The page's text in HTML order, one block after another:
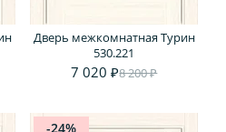
Дверь межкомнатная Турин
530.221
7 020 ₽8 200 ₽
-24%